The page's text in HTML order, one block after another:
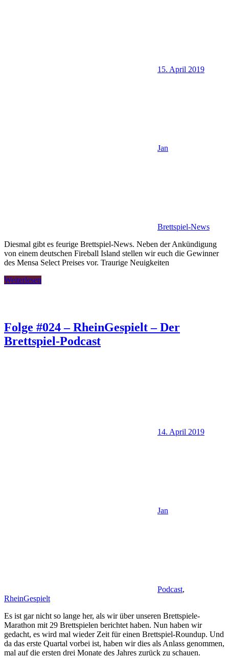
15. April 2019
Jan
Brettspiel-News
Diesmal gibt es feurige Brettspiel-News. Neben der Ankündigung
von einem deutschen Fireball Island stellen wir euch die Gewinner
des Mensa Select Preises vor. Traurige Neuigkeiten
Weiterlesen
Folge #024 – RheinGespielt – Der
Brettspiel-Podcast
14. April 2019
Jan
Podcast,
RheinGespielt
Es ist gar nicht so lange her, als wir über unseren Brettspiele-
Marathon mit 29 Brettspielen berichtet haben. Nun haben wir
gedacht, es wird mal wieder Zeit für einen Brettspiel-Roundup. Und
da das erste Quartal vorbei ist, haben wir dies als Anlass genommen,
mal auf die ersten drei Monate des Jahres zurück zu schauen.